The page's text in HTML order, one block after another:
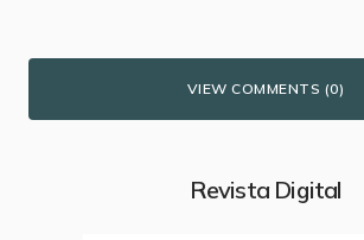
VIEW COMMENTS (0)
Revista Digital